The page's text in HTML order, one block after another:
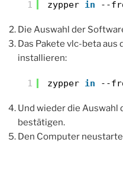
1 zypper in --
Die Auswahl der
Das Pakete vlc-beta aus
installieren:
1 zypper in --
Und wieder die Auswahl
bestätigen.
Den Computer